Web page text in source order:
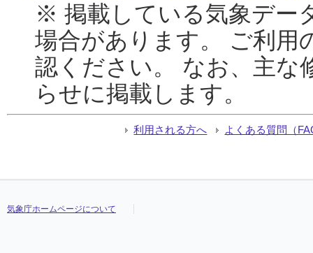
※ 掲載している気象デー
場合があります。 ご利用
認ください。 なお、主な
らせに掲載します。
利用される方へ よくある質問（
気象庁ホームページについて